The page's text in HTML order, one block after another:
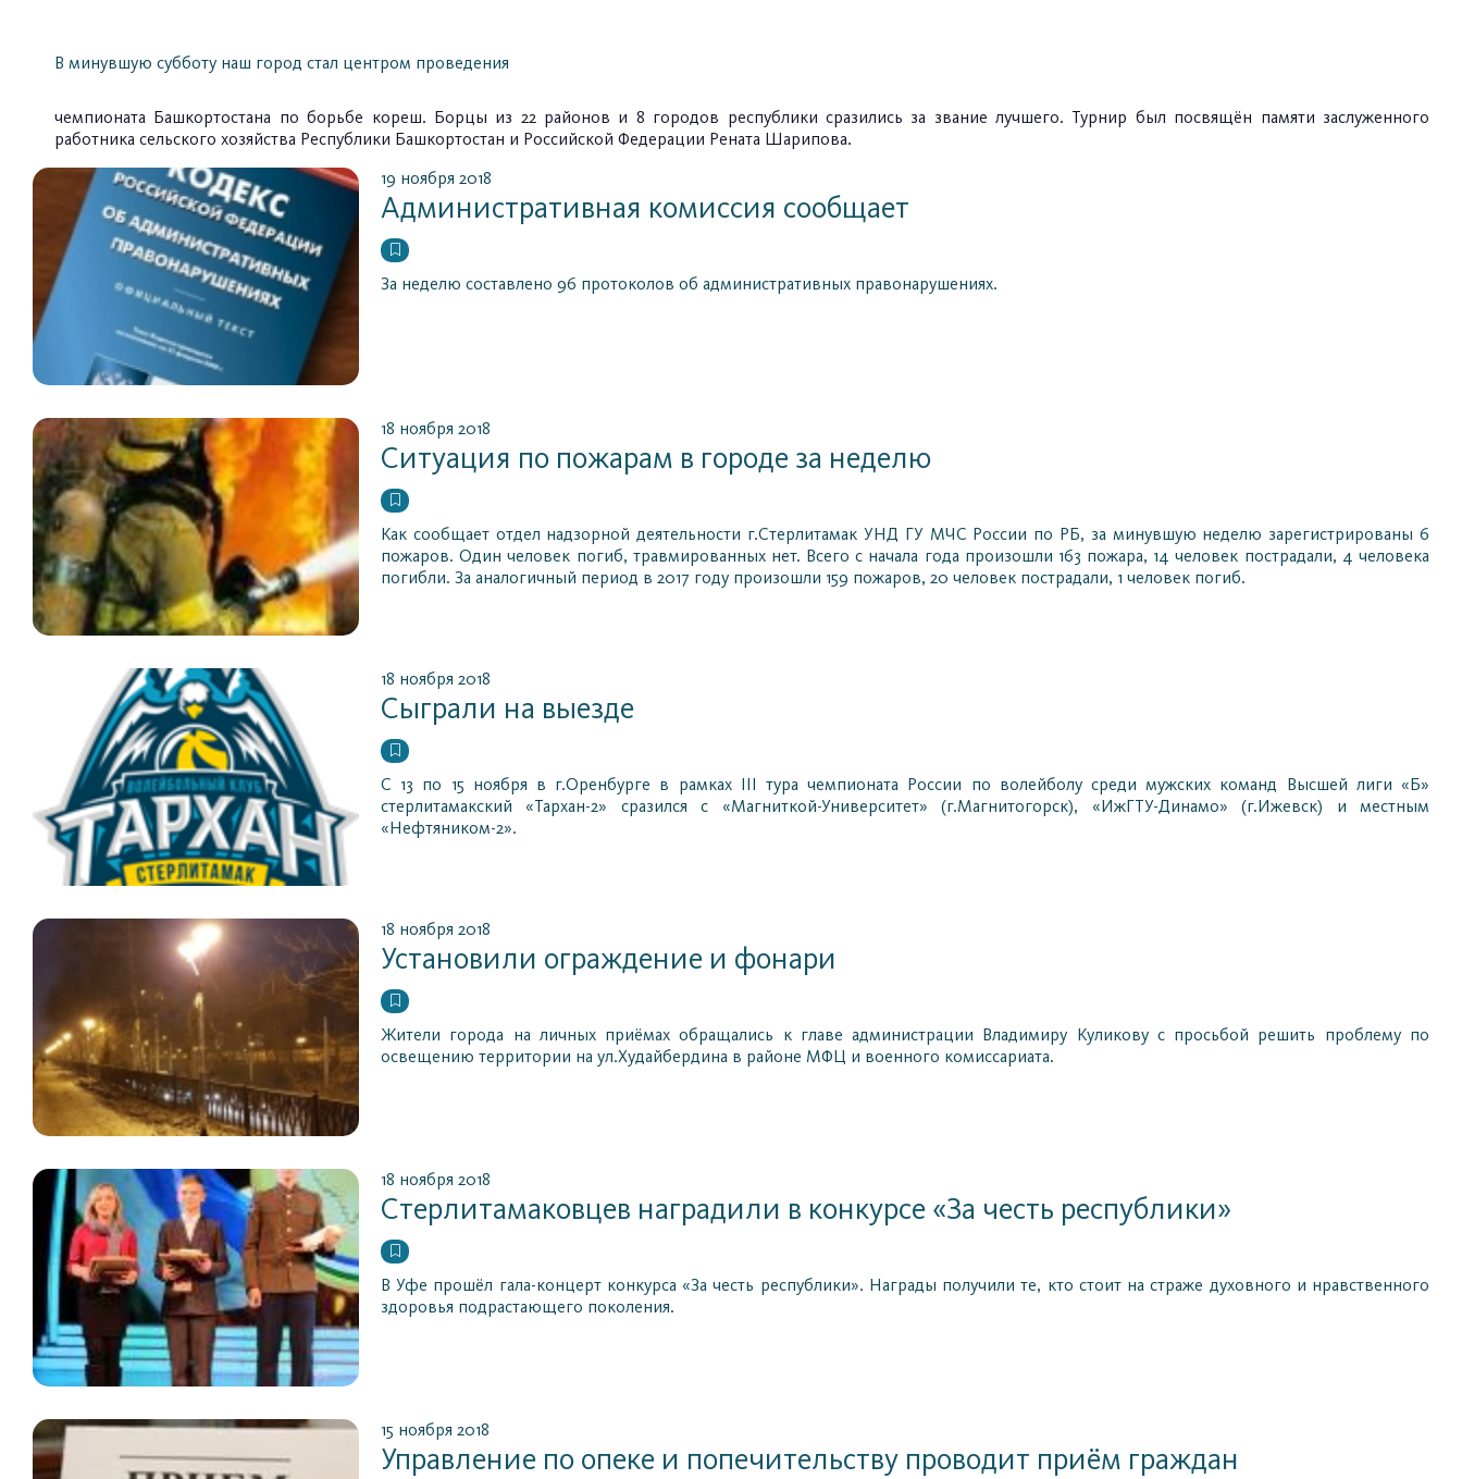
В минувшую субботу наш город стал центром проведения
чемпионата Башкортостана по борьбе кореш. Борцы из 22 районов и 8 городов республики сразились за звание лучшего. Турнир был посвящён памяти заслуженного
работника сельского хозяйства Республики Башкортостан и Российской Федерации Рената Шарипова.
19 ноября 2018
Административная комиссия сообщает
За неделю составлено 96 протоколов об административных правонарушениях.
18 ноября 2018
Ситуация по пожарам в городе за неделю
Как сообщает отдел надзорной деятельности г.Стерлитамак УНД ГУ МЧС России по РБ, за минувшую неделю зарегистрированы 6
пожаров. Один человек погиб, травмированных нет. Всего с начала года произошли 163 пожара, 14 человек пострадали, 4 человека
погибли. За аналогичный период в 2017 году произошли 159 пожаров, 20 человек пострадали, 1 человек погиб.
18 ноября 2018
Сыграли на выезде
С 13 по 15 ноября в г.Оренбурге в рамках III тура чемпионата России по волейболу среди мужских команд Высшей лиги «Б»
стерлитамакский «Тархан-2» сразился с «Магниткой-Университет» (г.Магнитогорск), «ИжГТУ-Динамо» (г.Ижевск) и местным
«Нефтяником-2».
18 ноября 2018
Установили ограждение и фонари
Жители города на личных приёмах обращались к главе администрации Владимиру Куликову с просьбой решить проблему по
освещению территории на ул.Худайбердина в районе МФЦ и военного комиссариата.
18 ноября 2018
Стерлитамаковцев наградили в конкурсе «За честь республики»
В Уфе прошёл гала-концерт конкурса «За честь республики». Награды получили те, кто стоит на страже духовного и нравственного
здоровья подрастающего поколения.
15 ноября 2018
Управление по опеке и попечительству проводит приём граждан